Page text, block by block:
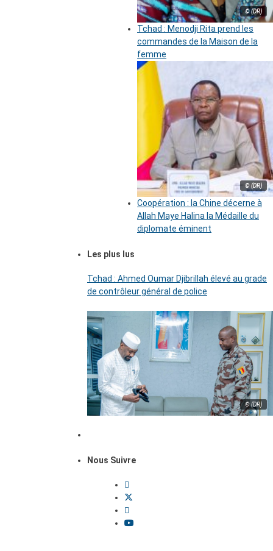
© (DR)
Tchad : Menodji Rita prend les
commandes de la Maison de la
femme
© (DR)
Coopération : la Chine décerne à
Allah Maye Halina la Médaille du
diplomate éminent
Les plus lus
Tchad : Ahmed Oumar Djibrillah élevé au grade
de contrôleur général de police
© (DR)
Nous Suivre